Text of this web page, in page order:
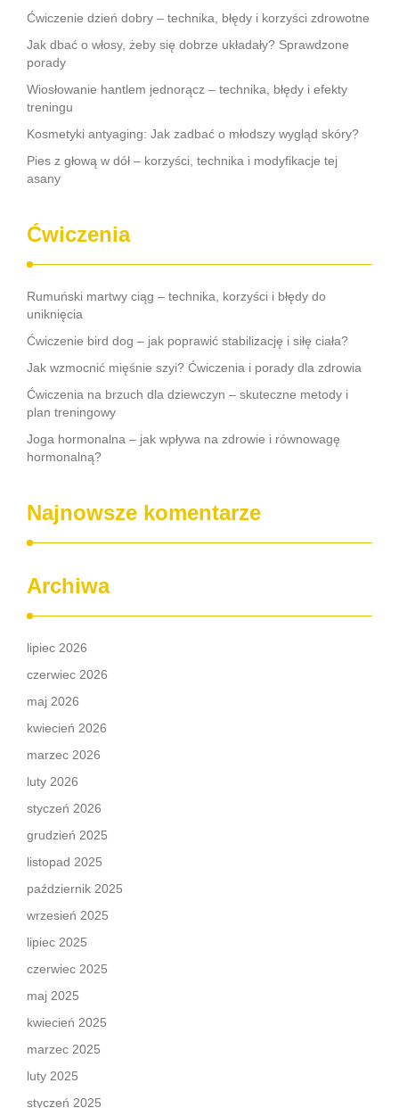
Ćwiczenie dzień dobry – technika, błędy i korzyści zdrowotne
Jak dbać o włosy, żeby się dobrze układały? Sprawdzone
porady
Wiosłowanie hantlem jednorącz – technika, błędy i efekty
treningu
Kosmetyki antyaging: Jak zadbać o młodszy wygląd skóry?
Pies z głową w dół – korzyści, technika i modyfikacje tej
asany
Ćwiczenia
Rumuński martwy ciąg – technika, korzyści i błędy do
uniknięcia
Ćwiczenie bird dog – jak poprawić stabilizację i siłę ciała?
Jak wzmocnić mięśnie szyi? Ćwiczenia i porady dla zdrowia
Ćwiczenia na brzuch dla dziewczyn – skuteczne metody i
plan treningowy
Joga hormonalna – jak wpływa na zdrowie i równowagę
hormonalną?
Najnowsze komentarze
Archiwa
lipiec 2026
czerwiec 2026
maj 2026
kwiecień 2026
marzec 2026
luty 2026
styczeń 2026
grudzień 2025
listopad 2025
październik 2025
wrzesień 2025
lipiec 2025
czerwiec 2025
maj 2025
kwiecień 2025
marzec 2025
luty 2025
styczeń 2025